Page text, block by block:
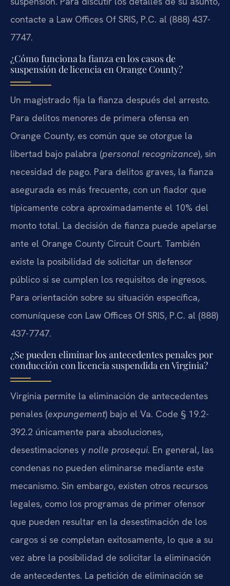
contacte a Law Offices Of SRIS, P.C. al (888) 437-
7747.
¿Cómo funciona la fianza en los casos de
suspensión de licencia en Orange County?
Un magistrado fija la fianza después del arresto.
Para delitos menores de primera ofensa en
Orange County, es común que se otorgue la
libertad bajo palabra (personal recognizance), sin
necesidad de pago. Para delitos graves, la fianza
asegurada es más frecuente, con un fiador que
típicamente cobra aproximadamente el 10% del
monto total. La decisión de fianza puede apelarse
ante el Orange County Circuit Court. También
existe la posibilidad de solicitar un defensor
público si se cumplen los requisitos de ingresos.
Para orientación sobre su situación específica,
comuníquese con Law Offices Of SRIS, P.C. al (888)
437-7747.
¿Se pueden eliminar los antecedentes penales por
conducción con licencia suspendida en Virginia?
Virginia permite la eliminación de antecedentes
penales (expungement) bajo el Va. Code § 19.2-
392.2 únicamente para absoluciones,
desestimaciones y nolle prosequi. En general, las
condenas no pueden eliminarse mediante este
mecanismo. Sin embargo, existen otros recursos
legales, como los programas de primer ofensor
que pueden resultar en la desestimación de los
cargos si se completan exitosamente, lo que a su
vez abre la posibilidad de solicitar la eliminación
de antecedentes. La petición de eliminación se